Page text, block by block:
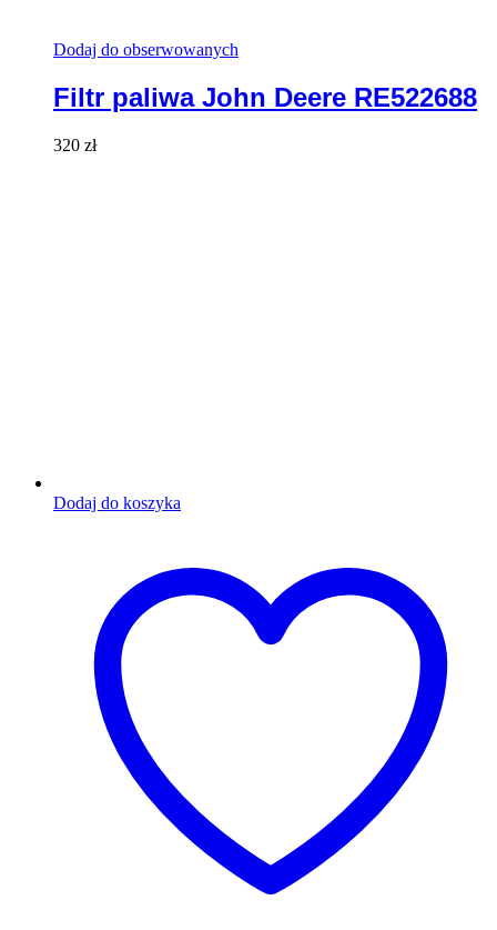
Dodaj do obserwowanych
Filtr paliwa John Deere RE522688
320 zł
Dodaj do koszyka